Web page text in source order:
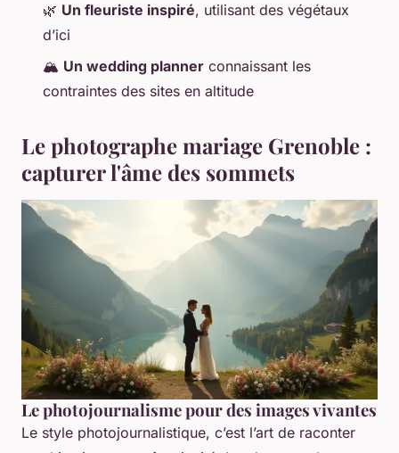
🌿 Un fleuriste inspiré, utilisant des végétaux
d’ici
🏔️ Un wedding planner connaissant les
contraintes des sites en altitude
Le photographe mariage Grenoble :
capturer l'âme des sommets
Le photojournalisme pour des images vivantes
Le style photojournalistique, c’est l’art de raconter